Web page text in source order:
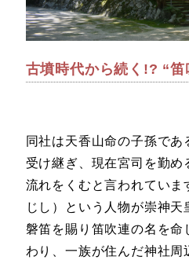
古墳時代から続く!? “笛
同社は天香山命の子孫であ
受け継ぎ、現在宮司を勤
流れをくむと言われていま
じし）という人物が崇神
磐笛を賜り笛吹連の名を
わり、一族が住んだ神社周